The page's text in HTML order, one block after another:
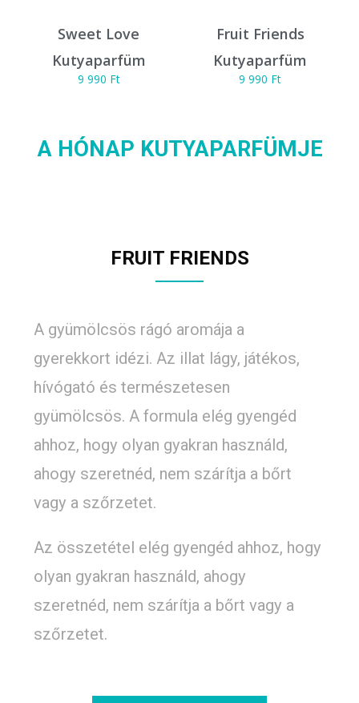
Sweet Love
Kutyaparfüm
9 990 Ft
Fruit Friends
Kutyaparfüm
9 990 Ft
A HÓNAP KUTYAPARFÜMJE
FRUIT FRIENDS
A gyümölcsös rágó aromája a
gyerekkort idézi. Az illat lágy, játékos,
hívógató és természetesen
gyümölcsös. A formula elég gyengéd
ahhoz, hogy olyan gyakran használd,
ahogy szeretnéd, nem szárítja a bőrt
vagy a szőrzetet.
Az összetétel elég gyengéd ahhoz, hogy
olyan gyakran használd, ahogy
szeretnéd, nem szárítja a bőrt vagy a
szőrzetet.